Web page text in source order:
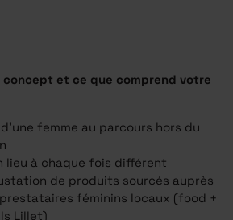
concept et ce que comprend votre
femme au parcours hors du
lieu à chaque fois différent
de produits sourcés auprès
féminins locaux (food +
Lillet)